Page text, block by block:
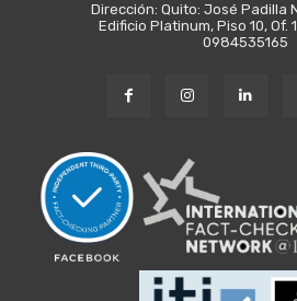
Dirección: Quito: José Padilla
Edificio Platinum, Piso 10, Of.
0984535165